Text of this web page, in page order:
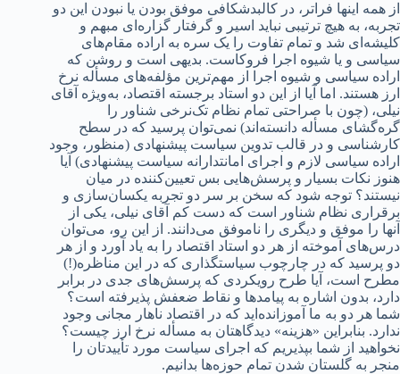
از همه اینها فراتر، در کالبدشکافی موفق بودن یا نبودن این دو
تجربه، به هیچ ترتیبی نباید اسیر و گرفتار گزاره‌ای مبهم و
کلیشه‌ای شد و تمام تفاوت را یک سره به اراده مقام‌های
سیاسی و یا شیوه اجرا فروکاست. بدیهی است و روشن که
اراده سیاسی و شیوه اجرا از مهم‌ترین مؤلفه‌های مسأله نرخ
ارز هستند. اما آیا از این دو استاد برجسته اقتصاد، به‌ویژه آقای
نیلی، (چون با صراحتی تمام نظام تک‌نرخی شناور را
گره‌گشای مسأله دانسته‌اند) نمی‌توان پرسید که در سطح
کارشناسی و در قالب تدوین سیاست پیشنهادی (منظور، وجود
اراده سیاسی لازم و اجرای امانتدارانه سیاست پیشنهادی) آیا
هنوز نکات بسیار و پرسش‌هایی بس تعیین‌کننده در میان
نیستند؟ توجه شود که سخن بر سر دو تجربه یکسان‌سازی و
برقراری نظام شناور است که دست کم آقای نیلی، یکی از
آنها را موفق و دیگری را ناموفق می‌دانند. از این رو، می‌توان
درس‌های آموخته از هر دو استاد اقتصاد را به یاد آورد و از هر
دو پرسید که در چارچوب سیاستگذاری که در این مناظره(!)
مطرح است، آیا طرح رویکردی که پرسش‌های جدی در برابر
دارد، بدون اشاره به پیامدها و نقاط ضعفش پذیرفته است؟
شما هر دو به ما آموزانده‌اید که در اقتصاد ناهار مجانی وجود
ندارد. بنابراین «هزینه» دیدگاهتان به مسأله نرخ ارز چیست؟
نخواهید از شما بپذیریم که اجرای سیاست مورد تأییدتان را
منجر به گلستان شدن تمام حوزه‌ها بدانیم.